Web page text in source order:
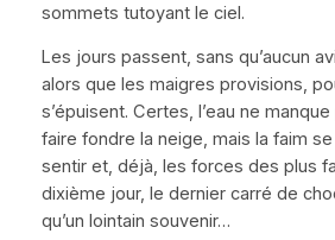
sommets tutoyant le ciel.
Les jours passent, sans qu’aucun
alors que les maigres provisions,
s’épuisent. Certes, l’eau ne
faire fondre la neige, mais la faim
sentir et, déjà, les forces des plus
dixième jour, le dernier carré de
qu’un lointain souvenir…